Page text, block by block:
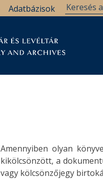
Adatbázisok
Amennyiben olyan
kikölcsönzött, a
vagy kölcsönzőjegy